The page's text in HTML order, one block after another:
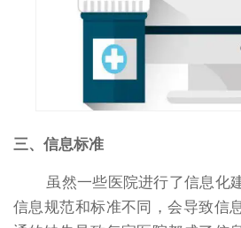
三、信息标准
虽然一些医院进行了信息化
信息规范和标准不同，会导致信